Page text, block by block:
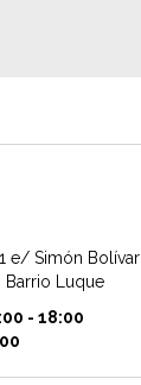
e/ Simón Bolívar
Barrio Luque
- 18:00